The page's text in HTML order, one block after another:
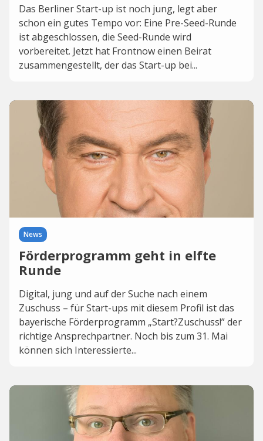
Das Berliner Start-up ist noch jung, legt aber
schon ein gutes Tempo vor: Eine Pre-Seed-Runde
ist abgeschlossen, die Seed-Runde wird
vorbereitet. Jetzt hat Frontnow einen Beirat
zusammengestellt, der das Start-up bei...
News
Förderprogramm geht in elfte
Runde
Digital, jung und auf der Suche nach einem
Zuschuss – für Start-ups mit diesem Profil ist das
bayerische Förderprogramm „Start?Zuschuss!” der
richtige Ansprechpartner. Noch bis zum 31. Mai
können sich Interessierte...